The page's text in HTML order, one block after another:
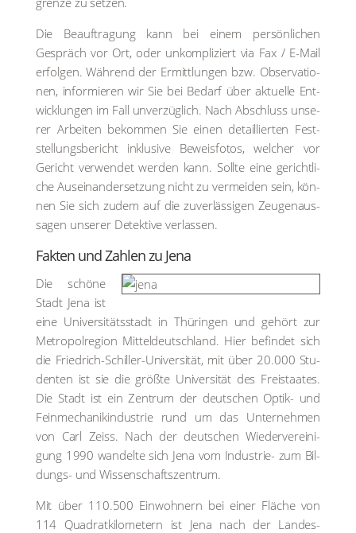
Die Beauf­tra­gung kann bei einem per­sön­li­chen
Gespräch vor Ort, oder unkom­pli­ziert via Fax / E-Mail
erfol­gen. Wäh­rend der Ermitt­lun­gen bzw. Obser­va­tio­
nen, infor­mie­ren wir Sie bei Bedarf über aktu­el­le Ent­
wick­lun­gen im Fall unver­züg­lich. Nach Abschluss unse­
rer Arbei­ten bekom­men Sie einen detail­lier­ten Fest­
stel­lungs­be­richt inklu­si­ve Beweis­fo­tos, wel­cher vor
Gericht ver­wen­det wer­den kann. Soll­te eine gericht­li­
che Aus­ein­an­der­set­zung nicht zu ver­mei­den sein, kön­
nen Sie sich zudem auf die zuver­läs­si­gen Zeu­gen­aus­
sa­gen unse­rer Detek­ti­ve ver­las­sen.
Fak­ten und Zah­len zu Jena
Die schö­ne
Stadt Jena ist
eine Uni­ver­si­täts­stadt in Thü­rin­gen und gehört zur
Metro­pol­re­gi­on Mit­tel­deutsch­land. Hier befin­det sich
die Fried­rich-Schil­ler-Uni­ver­si­tät, mit über 20.000 Stu­
den­ten ist sie die größ­te Uni­ver­si­tät des Frei­staa­tes.
Die Stadt ist ein Zen­trum der deut­schen Optik- und
Fein­me­cha­nik­in­dus­trie rund um das Unter­neh­men
von Carl Zeiss. Nach der deut­schen Wie­der­ver­ei­ni­
gung 1990 wan­del­te sich Jena vom Indus­trie- zum Bil­
dungs- und Wis­sen­schafts­zen­trum.
Mit über 110.500 Ein­woh­nern bei einer Flä­che von
114 Qua­drat­ki­lo­me­tern ist Jena nach der Lan­des­